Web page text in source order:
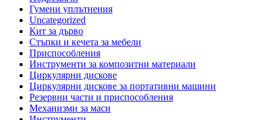
Гумени уплътнения
Uncategorized
Кит за дърво
Стъпки и кечета за мебели
Приспособления
Инструменти за композитни материали
Циркулярни дискове
Циркулярни дискове за портативни машини
Резервни части и приспособления
Механизми за маси